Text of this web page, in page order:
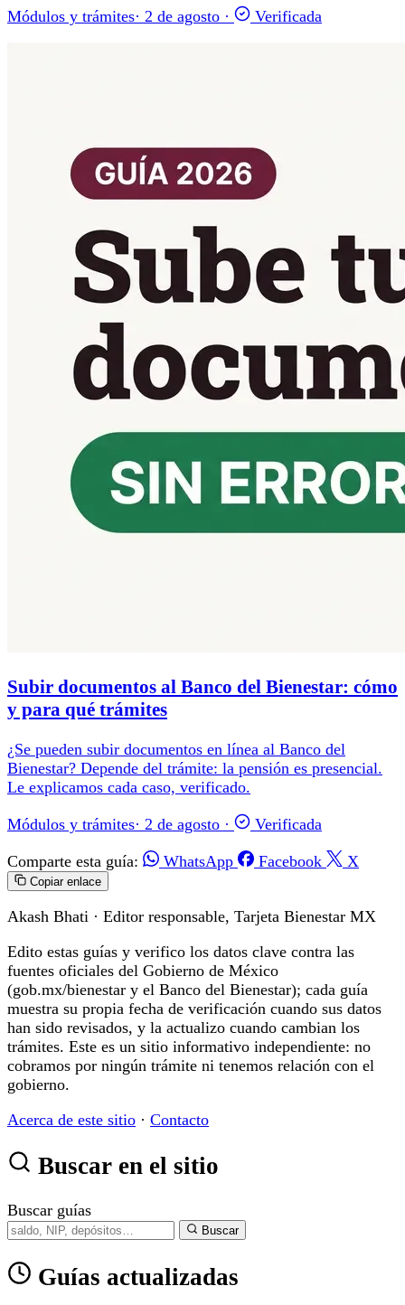
Módulos y trámites· 2 de agosto · Verificada
Subir documentos al Banco del Bienestar: cómo
y para qué trámites
¿Se pueden subir documentos en línea al Banco del
Bienestar? Depende del trámite: la pensión es presencial.
Le explicamos cada caso, verificado.
Módulos y trámites· 2 de agosto · Verificada
Comparte esta guía: WhatsApp Facebook X
Copiar enlace
Akash Bhati · Editor responsable, Tarjeta Bienestar MX
Edito estas guías y verifico los datos clave contra las
fuentes oficiales del Gobierno de México
(gob.mx/bienestar y el Banco del Bienestar); cada guía
muestra su propia fecha de verificación cuando sus datos
han sido revisados, y la actualizo cuando cambian los
trámites. Este es un sitio informativo independiente: no
cobramos por ningún trámite ni tenemos relación con el
gobierno.
Acerca de este sitio · Contacto
Buscar en el sitio
Buscar guías
Buscar
Guías actualizadas